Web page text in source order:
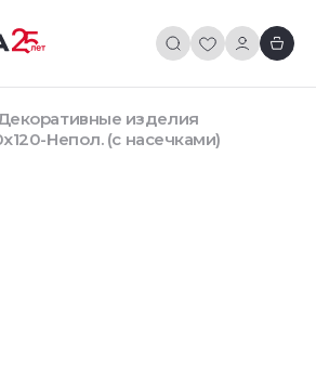
изделия
Непол. (с насечками)